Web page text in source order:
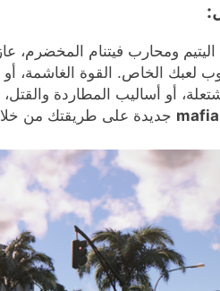
اليتيم ومحارب فيتنام المخضرم،
لعبك الخاص. القوة الغاشمة، أو
أو أساليب المطاردة
جديدة على طريقتك من